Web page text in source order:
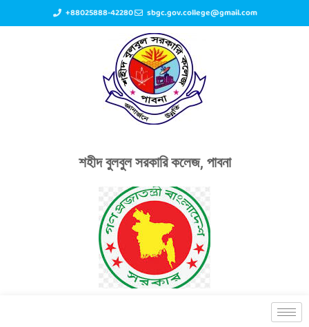
+88025888-42280 sbgc.gov.college@gmail.com
শহীদ বুলবুল সরকারি কলেজ, পাবনা